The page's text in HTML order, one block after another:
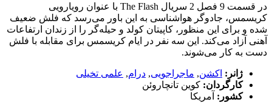
در قسمت 9 فصل 2 سریال The Flash با عنوان رویارویی
کریسمس، جادوگر هواشناسی به این باور می‌رسد که فلش ضعیف
شده و برای این منظور، کاپیتان کولد و حیله‌گر را از زندان ارتفاعات
آهنی آزاد می‌کند. این سه نفر در ایام کریسمس برای مقابله با فلش
دست به کار می‌شوند.
ژانر: اکشن, ماجراجویی, درام, علمی تخیلی
کارگردان: کوین تانچاروئن
کشور: آمریکا